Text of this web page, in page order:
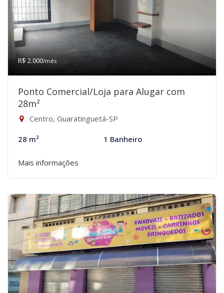
R$ 2.000/mês
Ponto Comercial/Loja para Alugar com
28m²
Centro, Guaratinguetá-SP
28 m² 1 Banheiro
Mais informações